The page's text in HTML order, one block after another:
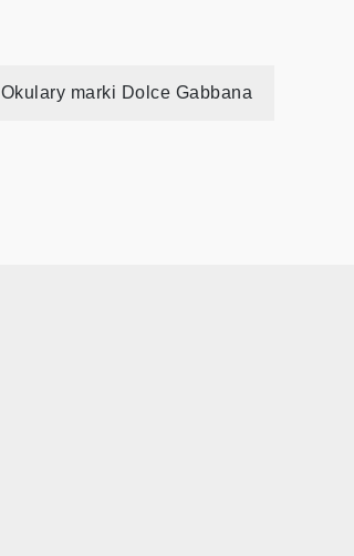
Okulary marki Dolce Gabbana